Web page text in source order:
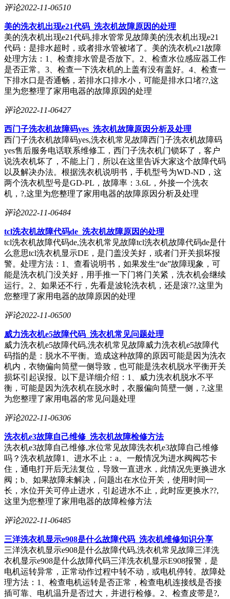
评论2022-11-06510
美的洗衣机出现e21代码_洗衣机故障原因的处理
美的洗衣机出现e21代码,排水管常见故障美的洗衣机出现e21
代码：是排水超时，或者排水管被堵了。美的洗衣机e21故障
处理方法：1、检查排水管是否放下。2、检查水位感应器工作
是否正常。3、检查一下洗衣机的上盖有没有盖好。4、检查一
下排水口是否通畅，若排水口排水小，可能是排水口堵??,这
里为您整理了家用电器的故障原因的处理
评论2022-11-06427
西门子洗衣机故障码yes_洗衣机故障原因分析及处理
西门子洗衣机故障码yes,洗衣机常见故障西门子洗衣机故障码
yes售后服务电话联系维修工，西门子洗衣机门锁坏了，客户
说洗衣机坏了，不能上门，所以在这里告诉大家这个故障代码
以及解决办法。根据洗衣机说明书，手机型号为WD-ND，这
两个洗衣机型号是GD-PL，故障率：3.6L，外接一个洗衣
机，?,这里为您整理了家用电器的故障原因分析及处理
评论2022-11-06484
tcl洗衣机故障代码de_洗衣机故障原因的处理
tcl洗衣机故障代码de,洗衣机常见故障tcl洗衣机故障代码de是什
么意思tcl洗衣机显示DE，是门盖没关好，或者门开关损坏报
警。处理方法：1、查看说明书，如果发生“de”故障现象，可
能是洗衣机门没关好，用手推一下门将门关紧，洗衣机会继续
运行。2、如果还不行，先看是波轮洗衣机，还是滚??,这里为
您整理了家用电器的故障原因的处理
评论2022-11-06500
威力洗衣机e5故障代码_洗衣机常见问题处理
威力洗衣机e5故障代码,洗衣机常见故障威力洗衣机e5故障代
码指的是：脱水不平衡。造成这种故障的原因可能是因为洗衣
机内，衣物偏向筒壁一侧导致，也可能是洗衣机脱水平衡开关
损坏引起误报。以下是详细介绍：1、威力洗衣机脱水不平
衡，可能是因为洗衣机在脱水时，衣服偏向筒壁一侧，?,这里
为您整理了家用电器的常见问题处理
评论2022-11-06306
洗衣机e3故障自己维修_洗衣机故障检修方法
洗衣机e3故障自己维修,水位常见故障洗衣机e3故障自己维修
吗？洗衣机故障1、进水不止：a、一般情况为进水阀阀芯卡
住，通电打开后无法复位，导致一直进水，此情况先更换进水
阀；b、如果故障未解决，问题出在水位开关，使用时间一
长，水位开关可停止进水，引起进水不止，此时应更换水??,
这里为您整理了家用电器的故障检修方法
评论2022-11-06485
三洋洗衣机显示e908是什么故障代码_洗衣机维修知识分享
三洋洗衣机显示e908是什么故障代码,洗衣机常见故障三洋洗
衣机显示e908是什么故障代码三洋洗衣机显示E908报警，是
电机运转异常，正常动作过程中转不动，或电机停转。故障处
理方法：1、检查电机运转是否正常，检查电机连接线是否接
插可靠、电机温升是否过大，并进行检修。2、检查皮带是?,